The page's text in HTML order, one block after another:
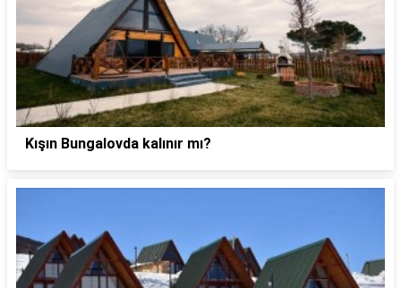
Kışın Bungalovda kalınır mı?